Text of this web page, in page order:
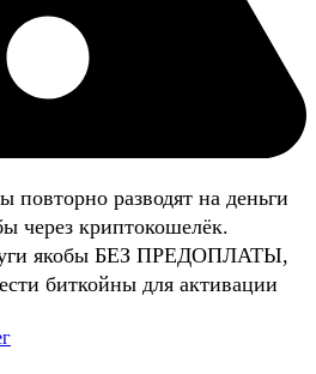
разводят на деньги
через криптокошелёк.
якобы БЕЗ ПРЕДОПЛАТЫ,
биткойны для активации